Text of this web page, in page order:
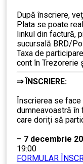
După înscriere,
Plata se poate
linkul din factură,
sucursală BRD/
Taxa de
cont în Trezorerie
⇒ÎNSCRIERE:
Înscrierea se
dumneavoastră în
care doriți să
– 7 decembrie
19:00
FORMULAR